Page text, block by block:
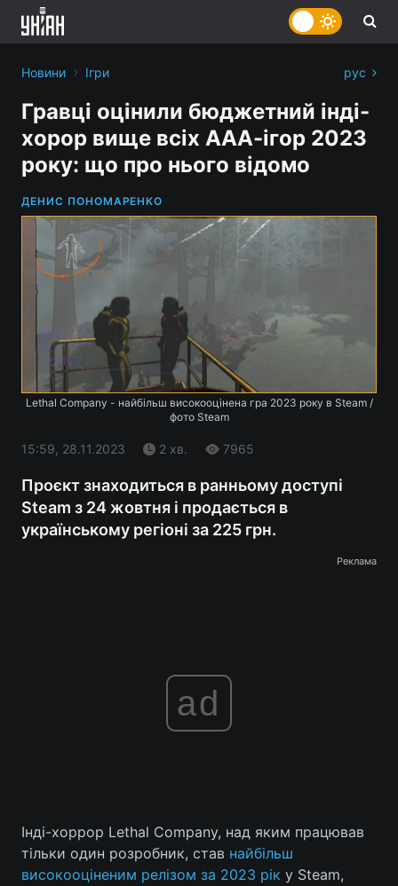
Головна Війна
Новини › Ігри рус
Гравці оцінили бюджетний інді-
хорор вище всіх ААА-ігор 2023
року: що про нього відомо
ДЕНИС ПОНОМАРЕНКО
Lethal Company - найбільш високооцінена гра 2023 року в Steam /
фото Steam
15:59, 28.11.2023 2 хв. 7965
Проєкт знаходиться в ранньому доступі
Steam з 24 жовтня і продається в
українському регіоні за 225 грн.
Реклама
ad
Інді-хоррор Lethal Company, над яким працював
тільки один розробник, став найбільш
високооціненим релізом за 2023 рік у Steam,